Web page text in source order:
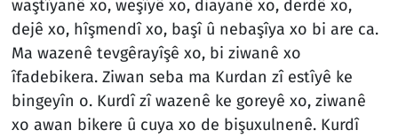
waştîyanê xo, weşîyê xo, diayanê xo, derdê xo,
dejê xo, hîşmendî xo, başî û nebaşîya xo bi are ca.
Ma wazenê tevgêrayîşê xo, bi ziwanê xo
îfadebikera. Ziwan seba ma Kurdan zî estîyê ke
bingeyîn o. Kurdî zî wazenê ke goreyê xo, ziwanê
xo awan bikere û cuya xo de bişuxulnenê. Kurdî